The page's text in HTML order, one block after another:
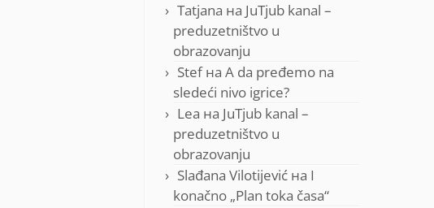
Tatjana на JuTjub kanal –
preduzetništvo u
obrazovanju
Stefна A da pređemo na
sledeći nivo igrice?
Lea на JuTjub kanal –
preduzetništvo u
obrazovanju
Slađana Vilotijević на I
konačno „Plan toka časa“